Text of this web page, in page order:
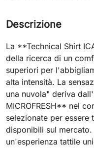
Descrizione
La **Technical Shirt
della ricerca di un
superiori per
alta intensità. La
una nuvola" deriva
MICROFRESH** nel
selezionate per
disponibili sul
un'esperienza tattile